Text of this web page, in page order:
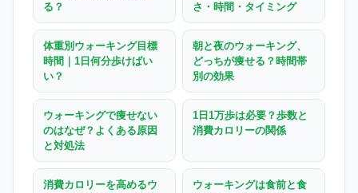
る？
さ・時間・タイミング
体重別ウォーキング目標
時間｜1日何分歩けばい
い？
朝と夜のウォーキング、
どっちが痩せる？時間帯
別の効果
ウォーキングで痩せない
のはなぜ？よくある原因
と対処法
1日1万歩は必要？歩数と
消費カロリーの関係
消費カロリーを高めるウ
ウォーキングは食前と食